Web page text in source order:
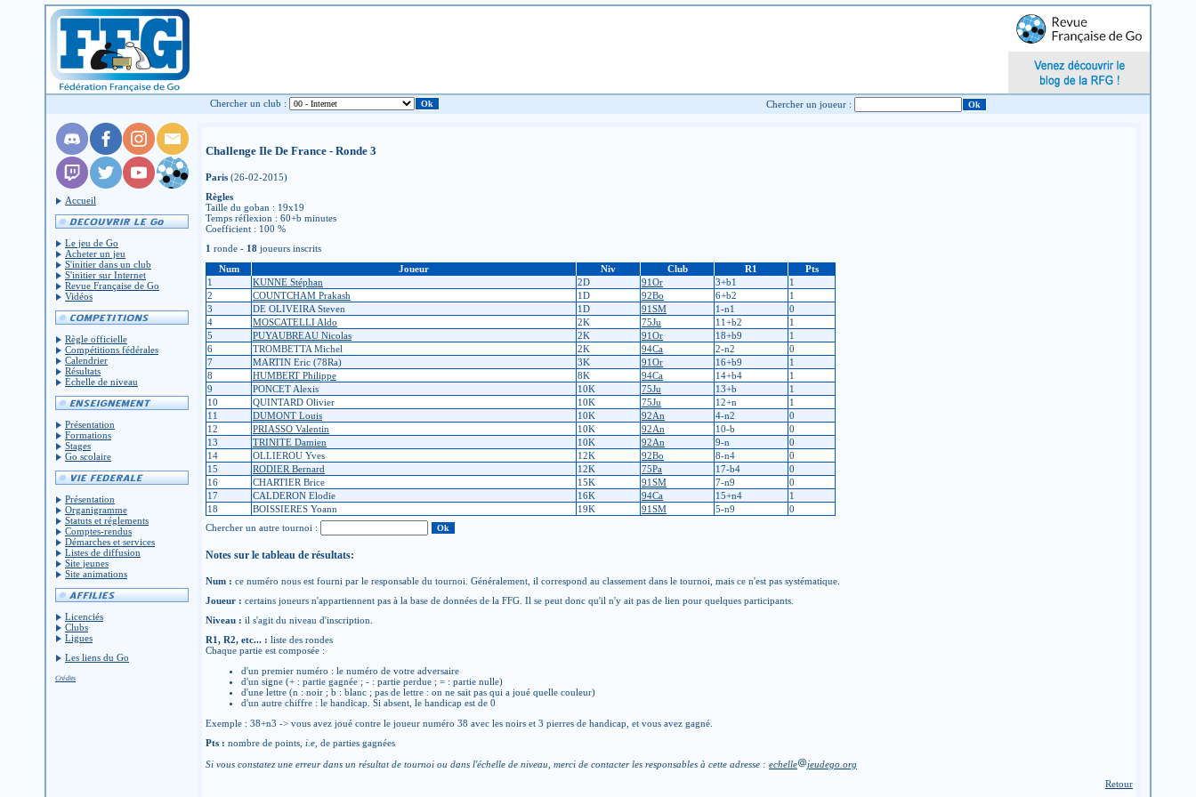
Chercher un club : Chercher un joueur :
Accueil
Le jeu de Go
Acheter un jeu
S'initier dans un club
S'initier sur Internet
Revue Française de Go
Vidéos
Règle officielle
Compétitions fédérales
Calendrier
Résultats
Échelle de niveau
Présentation
Formations
Stages
Go scolaire
Présentation
Organigramme
Statuts et réglements
Comptes-rendus
Démarches et services
Listes de diffusion
Site jeunes
Site animations
Licenciés
Clubs
Ligues
Les liens du Go
Crédits
Challenge Ile De France - Ronde 3
Paris (26-02-2015)
Règles
Taille du goban : 19x19
Temps réflexion : 60+b minutes
Coefficient : 100 %
1 ronde - 18 joueurs inscrits
Num
Joueur Niv Club R1
Pts
1
KUNNE Stéphan 2D 91Or 3+b1
1
2
COUNTCHAM Prakash 1D 92Bo 6+b2
1
3
DE OLIVEIRA Steven 1D 91SM 1-n1
0
4
MOSCATELLI Aldo 2K 75Ju 11+b2
1
5
PUYAUBREAU Nicolas 2K 91Or 18+b9
1
6
TROMBETTA Michel 2K 94Ca 2-n2
0
7
MARTIN Eric (78Ra) 3K 91Or 16+b9
1
8
HUMBERT Philippe 8K 94Ca 14+b4
1
9
PONCET Alexis 10K 75Ju 13+b
1
10
QUINTARD Olivier 10K 75Ju 12+n
1
11
DUMONT Louis 10K 92An 4-n2
0
12
PRIASSO Valentin 10K 92An 10-b
0
13
TRINITE Damien 10K 92An 9-n
0
14
OLLIEROU Yves 12K 92Bo 8-n4
0
15
RODIER Bernard 12K 75Pa 17-b4
0
16
CHARTIER Brice 15K 91SM 7-n9
0
17
CALDERON Elodie 16K 94Ca 15+n4
1
18
BOISSIERES Yoann 19K 91SM 5-n9
0
Chercher un autre tournoi :
Notes sur le tableau de résultats:
Num : ce numéro nous est fourni par le responsable du tournoi. Généralement, il correspond au classement dans le tournoi, mais ce n'est pas systématique.
Joueur : certains joueurs n'appartiennent pas à la base de données de la FFG. Il se peut donc qu'il n'y ait pas de lien pour quelques participants.
Niveau : il s'agit du niveau d'inscription.
R1, R2, etc... : liste des rondes
Chaque partie est composée :
d'un premier numéro : le numéro de votre adversaire
d'un signe (+ : partie gagnée ; - : partie perdue ; = : partie nulle)
d'une lettre (n : noir ; b : blanc ; pas de lettre : on ne sait pas qui a joué quelle couleur)
d'un autre chiffre : le handicap. Si absent, le handicap est de 0
Exemple : 38+n3 -> vous avez joué contre le joueur numéro 38 avec les noirs et 3 pierres de handicap, et vous avez gagné.
Pts : nombre de points, i.e , de parties gagnées
Si vous constatez une erreur dans un résultat de tournoi ou dans l'échelle de niveau, merci de contacter les responsables à cette adresse : echelle
jeudego.org
Retour